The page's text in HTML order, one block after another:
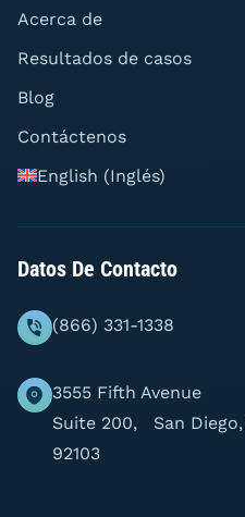
Acerca de
Resultados de casos
Blog
Contáctenos
English (Inglés)
Datos De Contacto
(866) 331-1338
3555 Fifth Avenue
Suite 200, San Diego,
92103